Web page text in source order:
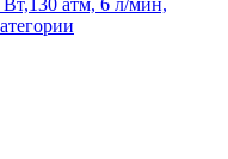
атм, 6 л/мин,